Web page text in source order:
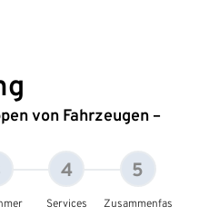
von Fahrzeugen –
4
Services
5
Zusammenfas